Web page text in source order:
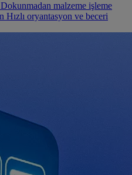
Dokunmadan malzeme işleme
Hızlı oryantasyon ve beceri